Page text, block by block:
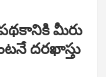
మీరు
దరఖాస్తు